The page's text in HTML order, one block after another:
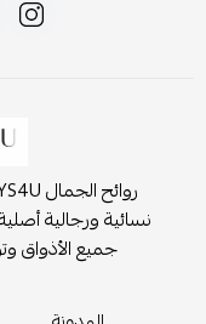
جميع الأذواق